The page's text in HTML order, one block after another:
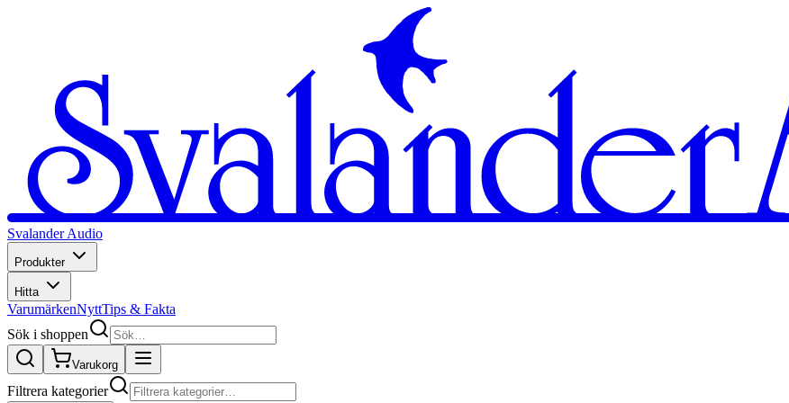
Svalander Audio
Produkter
Hitta
VarumärkenNyttTips & Fakta
Sök i shoppen
Varukorg
Filtrera kategorier